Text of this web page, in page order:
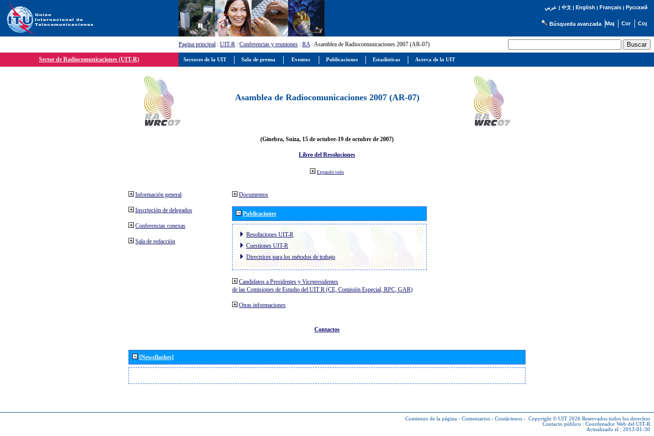
عربي | 中文| English | Français| Русский
Búsqueda avanzada
Pagína principal : UIT-R : Conferencias y reuniones : RA: Asamblea de Radiocomunicaciones 2007 (AR-07)
Sector de Radiocomunicaciones (UIT-R)
Asamblea de Radiocomunicaciones 2007 (AR-07)
(Ginebra, Suiza, 15 de octubre-19 de octubre de 2007)
Libro del Resoluciones
Expandir todo
Información general
Inscripción de delegados
Conferencias conexas
Sala de redacción
Documentos
Publicaciones
Resoluciones UIT-R
Cuestiones UIT-R
Directrices para los métodos de trabajo
Candidatos a Presidentes y Vicepresidentes
de las Comisiones de Estudio del UIT R (CE, Comisión Especial, RPC, GAR)
Otras informaciones
Contactos
[Newsflashes]
Comienzo de la página - Comentarios - Contáctenos - Copyright © UIT 2026 Reservados todos los derechos
Contacto público : Coordenador Web del UIT-R
Actualizado el : 2013-01-30
Sectores de la UIT Sala de prensa Eventos Publicaciones Estadísticas Acerca de la UIT